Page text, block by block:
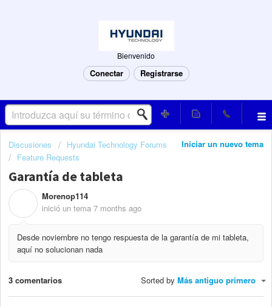
Bienvenido
Conectar Registrarse
Iniciar un nuevo tema
Discusiones
Hyundai Technology Forums
Feature Requests
Garantía de tableta
Morenop114
inició un tema 7 months ago
Desde noviembre no tengo respuesta de la garantía de mi tableta,
aquí no solucionan nada
3 comentarios Sorted by Más antiguo primero